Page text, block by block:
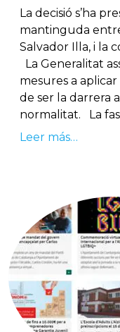
La decisió s’ha
mantinguda
Salvador Illa, i la
La Generalitat
mesures a
de ser la darrera
normalitat. La
Leer más…